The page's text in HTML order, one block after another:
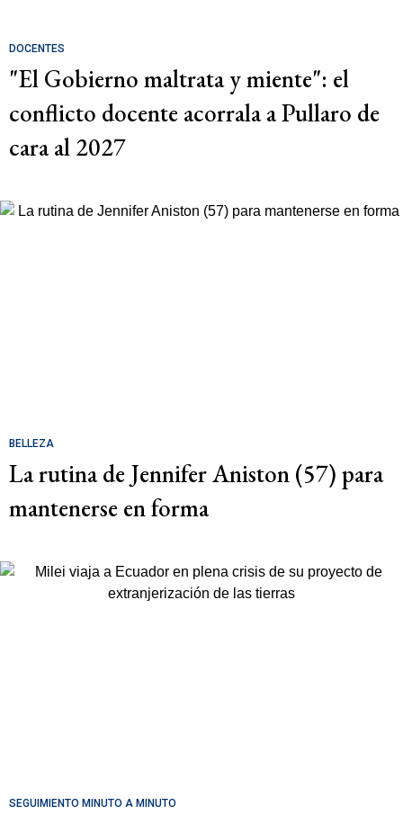
DOCENTES
"El Gobierno maltrata y miente": el
conflicto docente acorrala a Pullaro de
cara al 2027
BELLEZA
La rutina de Jennifer Aniston (57) para
mantenerse en forma
SEGUIMIENTO MINUTO A MINUTO